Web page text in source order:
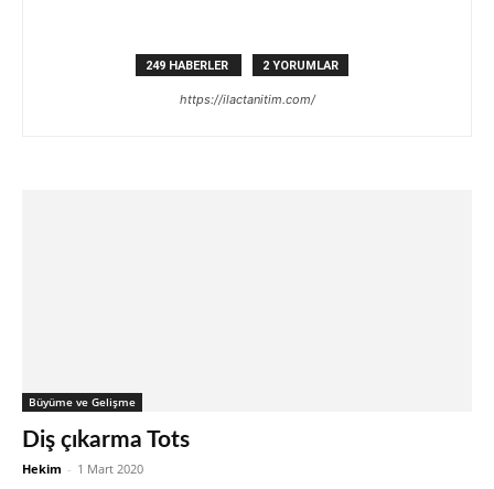
249 HABERLER 2 YORUMLAR
https://ilactanitim.com/
Büyüme ve Gelişme
Diş çıkarma Tots
Hekim - 1 Mart 2020